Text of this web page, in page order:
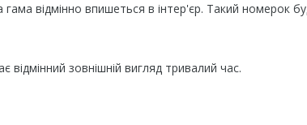
відмінно впишеться в інтер'єр. Такий номерок
відмінний зовнішній вигляд тривалий час.